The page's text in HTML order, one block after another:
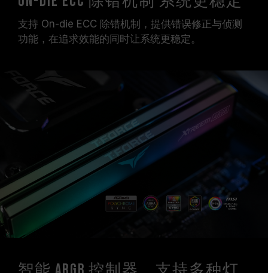
支持 On-die ECC 除错机制，提供错误修正与侦测
功能，在追求效能的同时让系统更稳定。